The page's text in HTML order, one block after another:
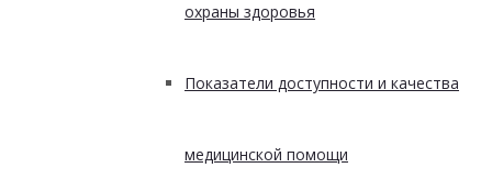
охраны здоровья
Показатели доступности и качества
медицинской помощи